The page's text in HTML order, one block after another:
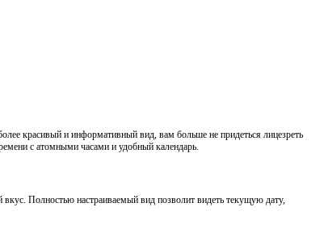
красивый и информативный вид, вам больше не придеться лицезреть
с атомными часами и удобный календарь.
Полностью настраиваемый вид позволит видеть текущую дату,